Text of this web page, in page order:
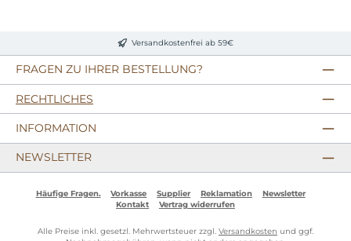
Versandkostenfrei ab 59€
FRAGEN ZU IHRER BESTELLUNG?
RECHTLICHES
INFORMATION
NEWSLETTER
Häufige Fragen. Vorkasse Supplier Reklamation
Newsletter
Kontakt
Vertrag widerrufen
Alle Preise inkl. gesetzl. Mehrwertsteuer zzgl. Versandkosten und ggf.